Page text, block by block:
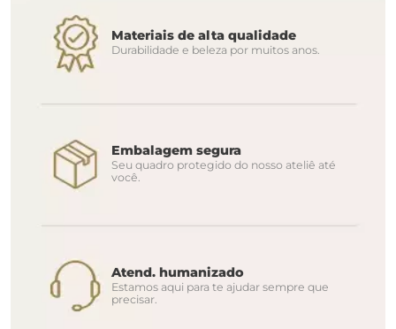
Materiais de alta qualidade
Durabilidade e beleza por muitos anos.
Embalagem segura
Seu quadro protegido do nosso ateliê até
você.
Atend. humanizado
Estamos aqui para te ajudar sempre que
precisar.